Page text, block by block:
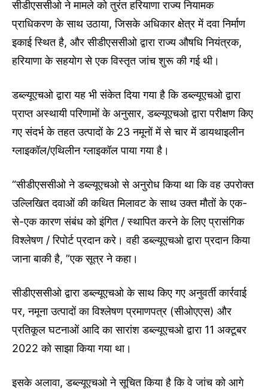
सीडीएससीओ ने मामले को तुरंत हरियाणा राज्य नियामक
प्राधिकरण के साथ उठाया, जिसके अधिकार क्षेत्र में दवा निर्माण
इकाई स्थित है, और सीडीएससीओ द्वारा राज्य औषधि नियंत्रक,
हरियाणा के सहयोग से एक विस्तृत जांच शुरू की गई थी।
डब्ल्यूएचओ द्वारा यह भी संकेत दिया गया है कि डब्ल्यूएचओ द्वारा
प्राप्त अस्थायी परिणामों के अनुसार, डब्ल्यूएचओ द्वारा परीक्षण किए
गए संदर्भ के तहत उत्पादों के 23 नमूनों में से चार में डायथाइलीन
ग्लाइकॉल/एथिलीन ग्लाइकॉल पाया गया है।
“सीडीएससीओ ने डब्ल्यूएचओ से अनुरोध किया था कि वह उपरोक्त
उल्लिखित दवाओं की कथित मिलावट के साथ उक्त मौतों के एक-
से-एक कारण संबंध को इंगित / स्थापित करने के लिए प्रासंगिक
विश्लेषण / रिपोर्ट प्रदान करे। वही डब्ल्यूएचओ द्वारा प्रदान किया
जाना बाकी है, ”एक सूत्र ने कहा।
सीडीएससीओ द्वारा डब्ल्यूएचओ के साथ किए गए अनुवर्ती कार्रवाई
पर, नमूना उत्पादों का विश्लेषण प्रमाणपत्र (सीओएएस) और
प्रतिकूल घटनाओं आदि का सारांश डब्ल्यूएचओ द्वारा 11 अक्टूबर
2022 को साझा किया गया था।
इसके अलावा, डब्ल्यूएचओ ने सूचित किया है कि वे जांच को आगे